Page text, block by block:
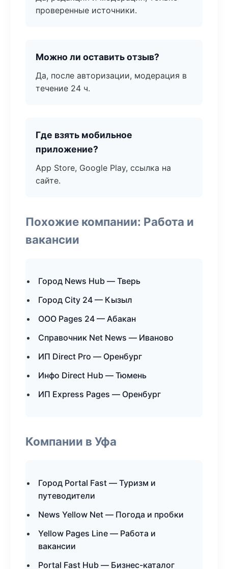
проверенные источники.
Можно ли оставить отзыв?
Да, после авторизации, модерация в
течение 24 ч.
Где взять мобильное
приложение?
App Store, Google Play, ссылка на
сайте.
Похожие компании: Работа и
вакансии
Город News Hub — Тверь
Город City 24 — Кызыл
ООО Pages 24 — Абакан
Справочник Net News — Иваново
ИП Direct Pro — Оренбург
Инфо Direct Hub — Тюмень
ИП Express Pages — Оренбург
Компании в Уфа
Город Portal Fast — Туризм и
путеводители
News Yellow Net — Погода и пробки
Yellow Pages Line — Работа и
вакансии
Portal Fast Hub — Бизнес-каталог